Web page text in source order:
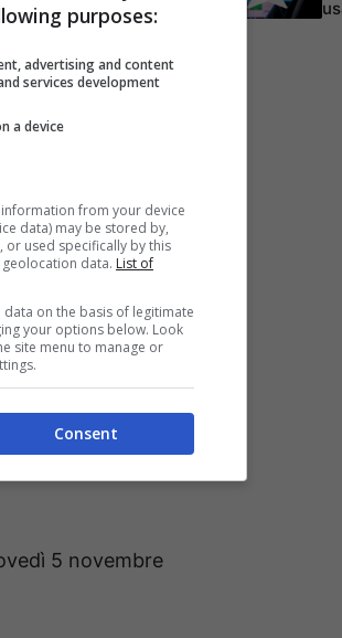
gli
e punta i
delle domande
5 novembre
purposes:
advertising and content
services development
a device
from your device
data) may be stored by,
or used specifically by this
data. List of
on the basis of legitimate
your options below. Look
site menu to manage or
Consent